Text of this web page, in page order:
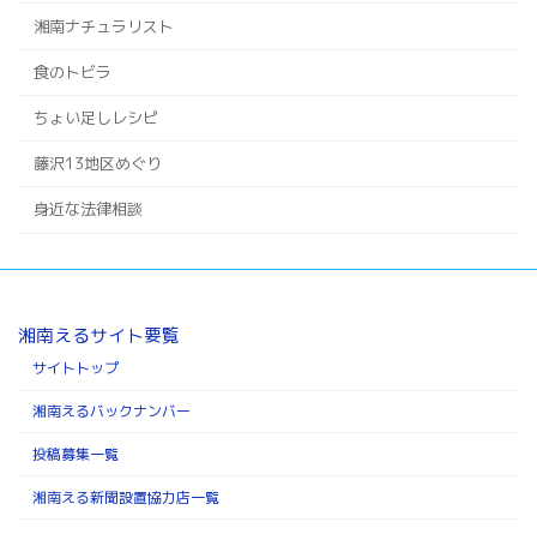
湘南ナチュラリスト
食のトビラ
ちょい足しレシピ
藤沢13地区めぐり
身近な法律相談
湘南えるサイト要覧
サイトトップ
湘南えるバックナンバー
投稿募集一覧
湘南える新聞設置協力店一覧